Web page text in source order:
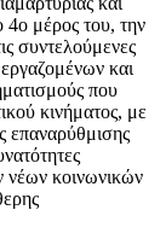
4ο μέρος του, την
συντελούμενες
και
που
κινήματος, με
επαναρύθμισης
νέων κοινωνικών